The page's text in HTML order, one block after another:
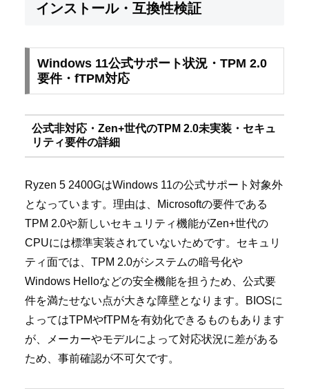
インストール・互換性検証
Windows 11公式サポート状況・TPM 2.0
要件・fTPM対応
公式非対応・Zen+世代のTPM 2.0未実装・セキュ
リティ要件の詳細
Ryzen 5 2400GはWindows 11の公式サポート対象外
となっています。理由は、Microsoftの要件である
TPM 2.0や新しいセキュリティ機能がZen+世代の
CPUには標準実装されていないためです。セキュリ
ティ面では、TPM 2.0がシステムの暗号化や
Windows Helloなどの安全機能を担うため、公式要
件を満たせない点が大きな障壁となります。BIOSに
よってはTPMやfTPMを有効化できるものもあります
が、メーカーやモデルによって対応状況に差がある
ため、事前確認が不可欠です。